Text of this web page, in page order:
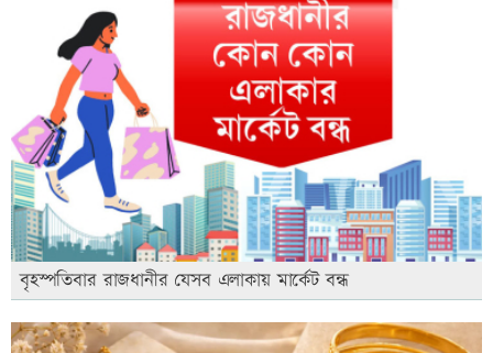
বৃহস্পতিবার রাজধানীর যেসব এলাকায় মার্কেট বন্ধ